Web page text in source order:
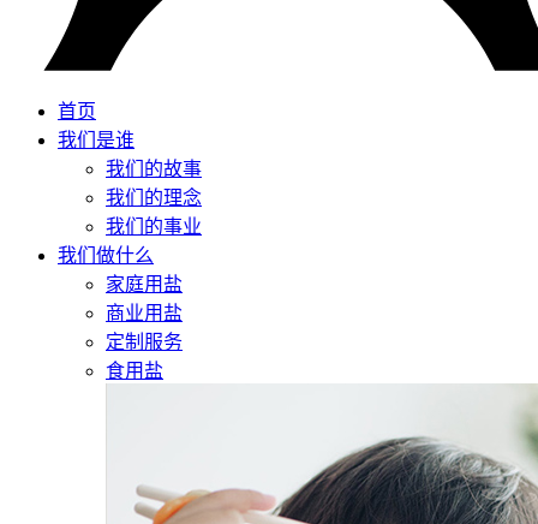
首页
我们是谁
我们的故事
我们的理念
我们的事业
我们做什么
家庭用盐
商业用盐
定制服务
食用盐